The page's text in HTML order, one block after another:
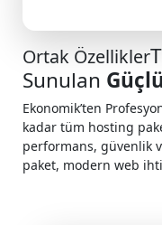
Ortak Özellikler
Sunulan
Ekonomik’ten
kadar tüm hosting
performans, güvenlik
paket, modern web